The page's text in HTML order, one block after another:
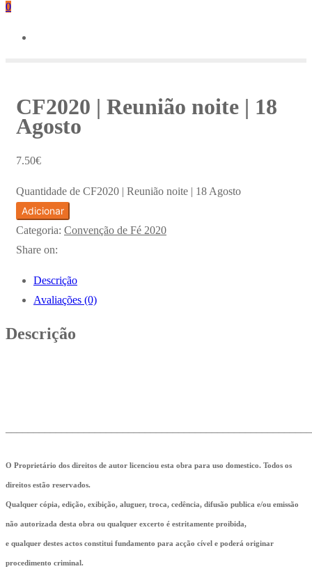
0
CF2020 | Reunião noite | 18
Agosto
7.50€
Quantidade de CF2020 | Reunião noite | 18 Agosto
Adicionar
Categoria: Convenção de Fé 2020
Share on:
Descrição
Avaliações (0)
Descrição
O Proprietário dos direitos de autor licenciou esta obra para uso domestico. Todos os
direitos estão reservados.
Qualquer cópia, edição, exibição, aluguer, troca, cedência, difusão publica e/ou emissão
não autorizada desta obra ou qualquer excerto é estritamente proibida,
e qualquer destes actos constitui fundamento para acção cível e poderá originar
procedimento criminal.